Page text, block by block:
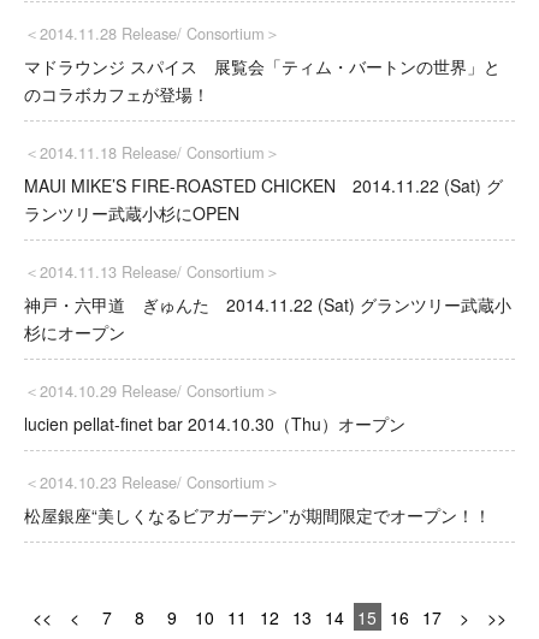
＜2014.11.28 Release/ Consortium ＞
マドラウンジ スパイス 展覧会「ティム・バートンの世界」と
のコラボカフェが登場！
＜2014.11.18 Release/ Consortium ＞
MAUI MIKE’S FIRE-ROASTED CHICKEN 2014.11.22 (Sat) グ
ランツリー武蔵小杉にOPEN
＜2014.11.13 Release/ Consortium ＞
神戸・六甲道 ぎゅんた 2014.11.22 (Sat) グランツリー武蔵小
杉にオープン
＜2014.10.29 Release/ Consortium ＞
lucien pellat-finet bar 2014.10.30（Thu）オープン
＜2014.10.23 Release/ Consortium ＞
松屋銀座“美しくなるビアガーデン”が期間限定でオープン！！
<< < 7 8 9 10 11 12 13 14 15 16 17 > >>